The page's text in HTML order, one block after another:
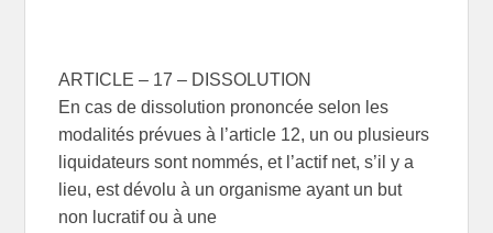
ARTICLE – 17 – DISSOLUTION
En cas de dissolution prononcée selon les
modalités prévues à l’article 12, un ou plusieurs
liquidateurs sont nommés, et l’actif net, s’il y a
lieu, est dévolu à un organisme ayant un but
non lucratif ou à une